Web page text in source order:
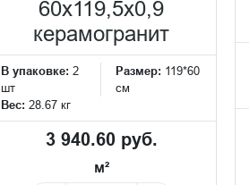
60x119,5x0,9
керамогранит
В упаковке: 2
шт
Размер: 119*60
см
Вес: 28.67 кг
3 940.60 руб.
м²